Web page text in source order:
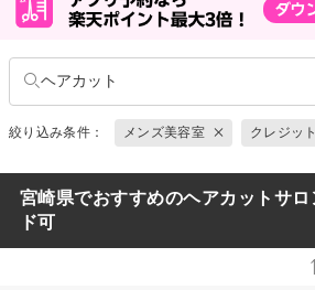
ヘアカット
絞り込み条件： メンズ美容室 クレジッ
宮崎県でおすすめのヘアカットサ
ド可